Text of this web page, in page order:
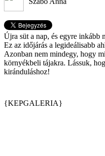
Újra süt a nap, és egyre inkább
Ez az időjárás a legideálisabb
Azonban nem mindegy, hogy
környékbeli tájakra. Lássuk,
kiránduláshoz!
{KEPGALERIA}